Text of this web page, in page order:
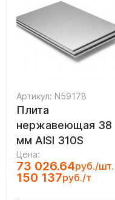
Артикул: N59178
Плита
нержавеющая 38
мм AISI 310S
Цена:
73 026.64руб./шт.
150 137руб./т